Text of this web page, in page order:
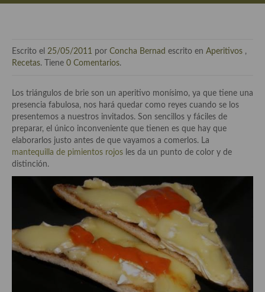
Tiendas especiales
Especias, hierbas, condimentos, espesantes y aditivos
Historia de la gastronomía, platos celebres, cocineros, críticos,
historias culinarias y otras cosas
Origen y evolución de la comida
Protocolo y buenas maneras.
Ocio – restaurantes, bares, tabernas
Viajes eno-gastro-turísticos
En El Candelero
Las opiniones de la «Cocinera»
Escrito el 25/05/2011 por Concha Bernad escrito en Aperitivos ,
Recetas. Tiene 0 Comentarios.
Los triángulos de brie son un aperitivo monísimo, ya que tiene una
presencia fabulosa, nos hará quedar como reyes cuando se los
presentemos a nuestros invitados. Son sencillos y fáciles de
preparar, el único inconveniente que tienen es que hay que
elaborarlos justo antes de que vayamos a comerlos. La
mantequilla de pimientos rojos les da un punto de color y de
distinción.